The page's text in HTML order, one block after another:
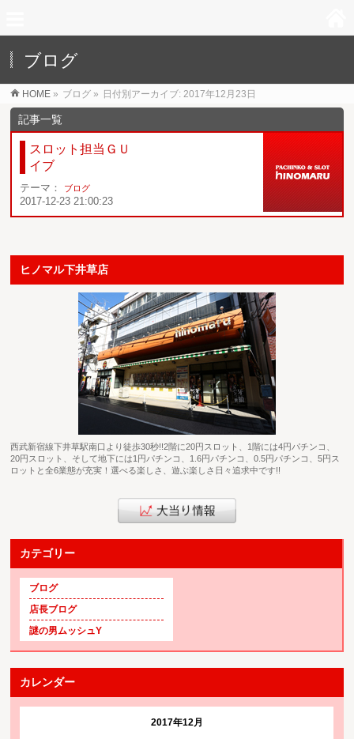
ブログ
HOME » ブログ » 日付別アーカイブ: 2017年12月23日
スロット担当ＧＵ
イブ
テーマ： ブログ
2017-12-23 21:00:23
ヒノマル下井草店
西武新宿線下井草駅南口より徒歩30秒!!2階に20円スロット、1階には4円パチンコ、
20円スロット、そして地下には1円パチンコ、1.6円パチンコ、0.5円パチンコ、5円ス
ロットと全6業態が充実！選べる楽しさ、遊ぶ楽しさ日々追求中です!!
カテゴリー
ブログ
店長ブログ
謎の男ムッシュY
カレンダー
2017年12月